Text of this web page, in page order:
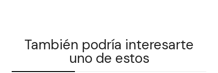
También podría interesarte
uno de estos